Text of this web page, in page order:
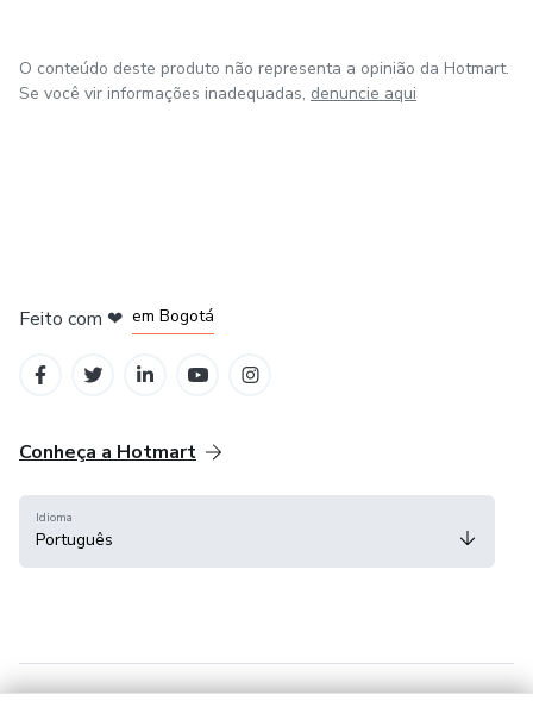
O conteúdo deste produto não representa a opinião da Hotmart.
Se você vir informações inadequadas, denuncie aqui
Feito com ❤ em Bogotá
Conheça a Hotmart
Idioma
Português